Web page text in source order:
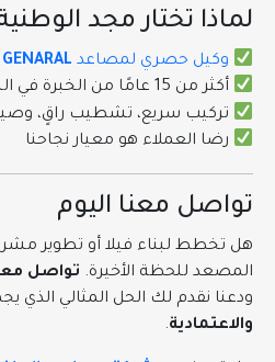
لماذا تختار مجد
وكيل حصري لمصاعد GENARAL
أكثر من 15 عامًا من الخبرة في السوق السعودي
تركيب سريع، تشطيب راقٍ،
رضا العملاء هو معيار نجاحنا
تواصل معنا اليوم
هل تخطط لبناء فيلا أو تطوير
المصعد للحظة الأخيرة. تواصل
ودعنا نقدم لك الحل المثالي الذي
والاعتمادية.